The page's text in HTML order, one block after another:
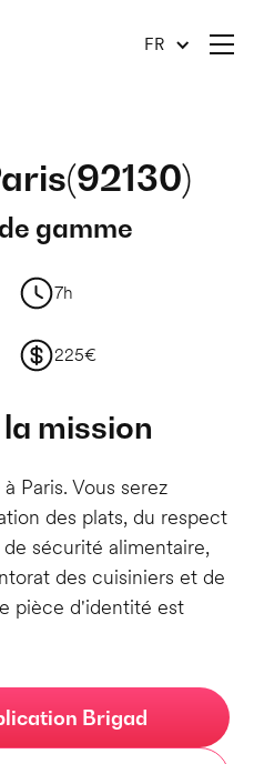
FR
(92130)
gamme
7h
225€
mission
Paris. Vous serez
des plats, du respect
sécurité alimentaire,
des cuisiniers et de
pièce d'identité est
Brigad